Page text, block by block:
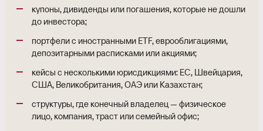
купоны, дивиденды или погашения, которые не дошли
до инвестора;
портфели с иностранными ETF, еврооблигациями,
депозитарными расписками или акциями;
кейсы с несколькими юрисдикциями: ЕС, Швейцария,
США, Великобритания, ОАЭ или Казахстан;
структуры, где конечный владелец — физическое
лицо, компания, траст или семейный офис;